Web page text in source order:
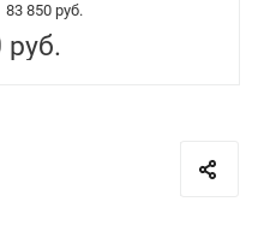
83 850 руб.
руб.